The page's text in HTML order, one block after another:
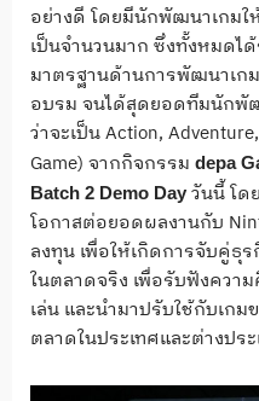
อย่างดี โดยมีนักพัฒนาเกมใ
เป็นจำนวนมาก ซึ่งทั้งหมด
มาตรฐานด้านการพัฒนาเก
อบรม จนได้สุดยอดทีมนักพั
ว่าจะเป็น Action,
Game) จากกิจกรรม depa
Batch 2 Demo Day วันนี้ โด
โอกาสต่อยอดผลงานกับ
ลงทุน เพื่อให้เกิดการจับคู่ธุ
ในตลาดจริง เพื่อรับฟังควา
เล่น และนำมาปรับใช้กับเก
ตลาดในประเทศและต่างปร